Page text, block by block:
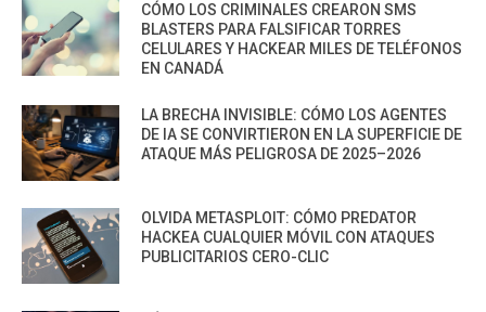
CÓMO LOS CRIMINALES CREARON SMS
BLASTERS PARA FALSIFICAR TORRES
CELULARES Y HACKEAR MILES DE TELÉFONOS
EN CANADÁ
LA BRECHA INVISIBLE: CÓMO LOS AGENTES
DE IA SE CONVIRTIERON EN LA SUPERFICIE DE
ATAQUE MÁS PELIGROSA DE 2025–2026
OLVIDA METASPLOIT: CÓMO PREDATOR
HACKEA CUALQUIER MÓVIL CON ATAQUES
PUBLICITARIOS CERO-CLIC